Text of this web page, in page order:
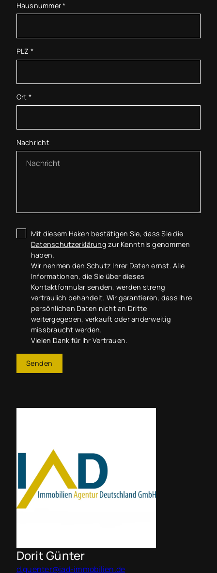
Hausnummer*
PLZ *
Ort *
Nachricht
Mit diesem Haken bestätigen Sie, dass Sie die
Datenschutzerklärung zur Kenntnis genommen
haben.
Wir nehmen den Schutz Ihrer Daten ernst. Alle
Informationen, die Sie über dieses
Kontaktformular senden, werden streng
vertraulich behandelt. Wir garantieren, dass Ihre
persönlichen Daten nicht an Dritte
weitergegeben, verkauft oder anderweitig
missbraucht werden.
Vielen Dank für Ihr Vertrauen.
Senden
Dorit Günter
d.guenter@iad-immobilien.de